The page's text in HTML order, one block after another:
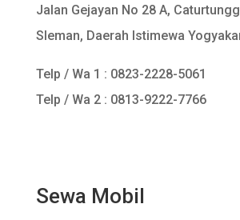
Jalan Gejayan No 28 A,
Sleman, Daerah Istimewa
Telp / Wa 1 : 0823-2228-5061
Telp / Wa 2 : 0813-9222-7766
Sewa Mobil